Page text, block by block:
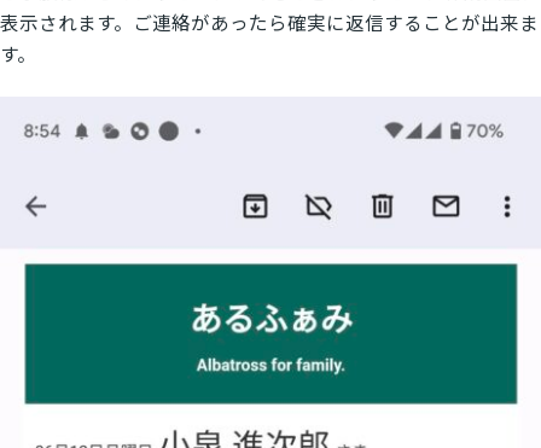
表示されます。ご連絡があったら確実に返信することが出来ま
す。